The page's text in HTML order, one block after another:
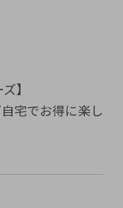
】
宅でお得に楽し